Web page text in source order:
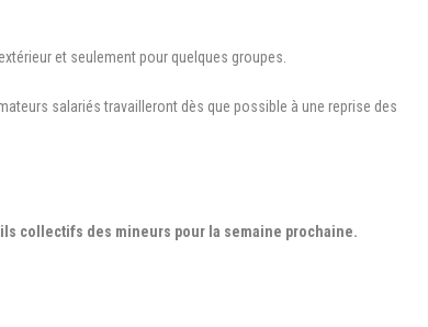
et seulement pour quelques groupes.
salariés travailleront dès que possible à une reprise des
collectifs des mineurs pour la semaine prochaine.